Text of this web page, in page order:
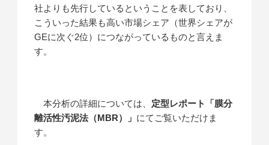
社よりも先行しているということを表しており、
こういった結果も高い市場シェア（世界シェアが
GEに次ぐ2位）につながっているものと言えま
す。
本分析の詳細については、 定型レポート「膜分
離活性汚泥法（MBR）」 にてご覧いただけま
す。